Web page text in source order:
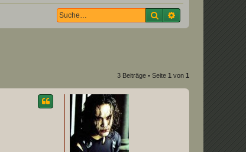
Suche
3 Beiträge • Seite 1 von 1